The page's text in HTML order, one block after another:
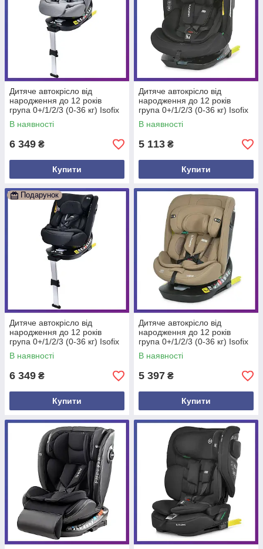
Дитяче автокрісло від
народження до 12 років
група 0+/1/2/3 (0-36 кг) Isofix
El Camino ME 1189 i-HOLD+
Сірий
В наявності
6 349 ₴
Купити
Дитяче автокрісло від
народження до 12 років
група 0+/1/2/3 (0-36 кг) Isofix
El Camino i-JOY ME 1205
Black Чорний
В наявності
5 113 ₴
Купити
Подарунок
Дитяче автокрісло від
народження до 12 років
група 0+/1/2/3 (0-36 кг) Isofix
El Camino ME 1189 i-HOLD+
Чорний
В наявності
6 349 ₴
Купити
Дитяче автокрісло від
народження до 12 років
група 0+/1/2/3 (0-36 кг) Isofix
El Camino ME 1188 i-HOLD
Бежевий
В наявності
5 397 ₴
Купити